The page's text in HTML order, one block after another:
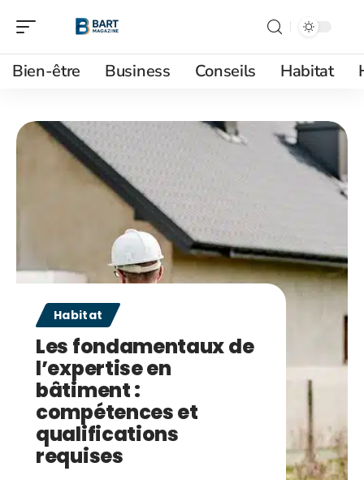
Bien-être Business Conseils Habitat
Habitat
Les fondamentaux de
l’expertise en
bâtiment :
compétences et
qualifications
requises